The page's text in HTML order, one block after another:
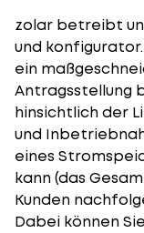
zolar betreibt
und
ein
Antragsstellung
hinsichtlich der
und
eines
kann (das
Kunden
Dabei können